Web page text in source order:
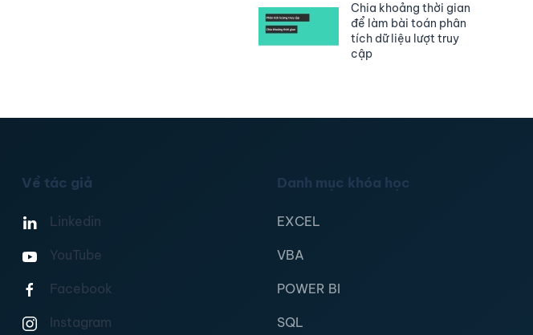
Chia khoảng thời gian
để làm bài toán phân
tích dữ liệu lượt truy
cập
Về tác giả
Linkedin
YouTube
Facebook
Instagram
Danh mục khóa học
EXCEL
VBA
POWER BI
SQL